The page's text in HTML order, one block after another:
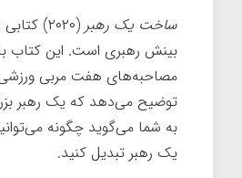
ساخت یک رهبر
(۲۰۲۰)
بینش رهبری است. این کتاب با
مصاحبه‌های هفت مربی ورزشی
توضیح می‌دهد که یک رهبر
به شما می‌گوید چگونه
یک رهبر تبدیل کنید.